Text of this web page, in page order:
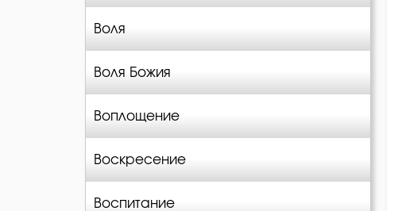
Воля
Воля Божия
Воплощение
Воскресение
Воспитание